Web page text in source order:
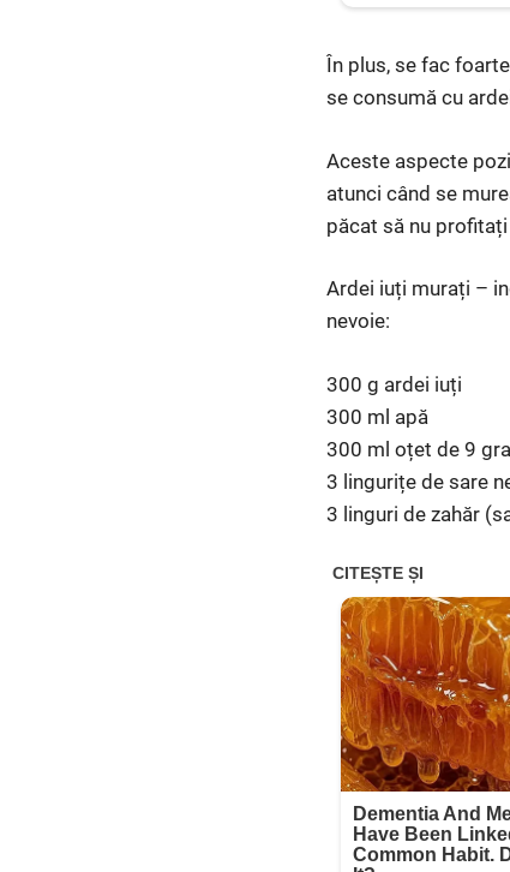
În plus, se fac
se consumă cu
Aceste aspecte
atunci când se
păcat să nu
Ardei iuți murați –
nevoie:
300 g ardei iuți
300 ml apă
300 ml oțet de 9
3 lingurițe de sare
3 linguri de zahăr